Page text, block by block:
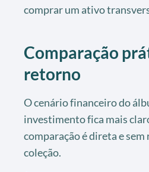
comprar um ativo
Comparação
retorno
O cenário financeiro do
investimento fica mais
comparação é direta e
coleção.